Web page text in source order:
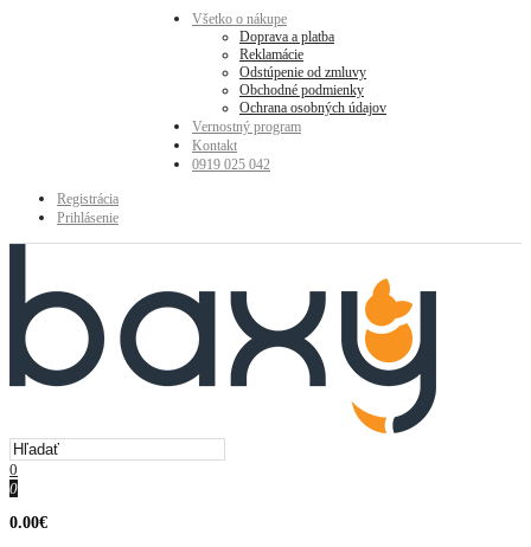
Všetko o nákupe
Doprava a platba
Reklamácie
Odstúpenie od zmluvy
Obchodné podmienky
Ochrana osobných údajov
Vernostný program
Kontakt
0919 025 042
Registrácia
Prihlásenie
0
0
0.00€